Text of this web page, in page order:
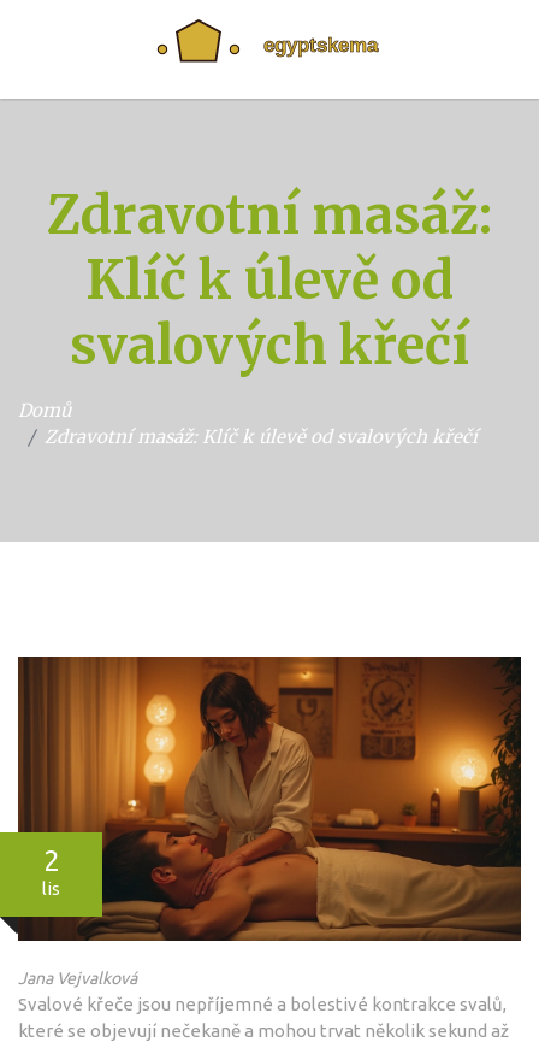
Zdravotní masáž:
Klíč k úlevě od
svalových křečí
Domů
Zdravotní masáž: Klíč k úlevě od svalových křečí
2
lis
Jana Vejvalková
Svalové křeče jsou nepříjemné a bolestivé kontrakce svalů,
které se objevují nečekaně a mohou trvat několik sekund až